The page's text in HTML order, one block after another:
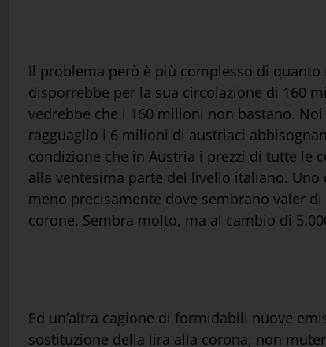
Il problema però è più complesso di
disporrebbe per la sua circolazione di 160
vedrebbe che i 160 milioni non bastano.
ragguaglio i 6 milioni di austriaci
condizione che in Austria i prezzi di tutte le
alla ventesima parte del livello italiano.
meno precisamente dove sembrano valer
corone. Sembra molto, ma al cambio di
Ed un’altra cagione di formidabili nuove
sostituzione della lira alla corona, non